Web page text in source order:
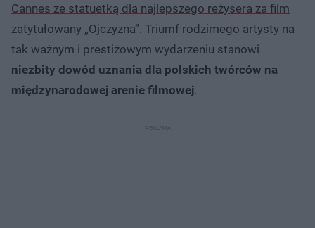
Cannes ze statuetką dla najlepszego reżysera za film
zatytułowany „Ojczyzna”. Triumf rodzimego artysty na
tak ważnym i prestiżowym wydarzeniu stanowi
niezbity dowód uznania dla polskich twórców na
międzynarodowej arenie filmowej.